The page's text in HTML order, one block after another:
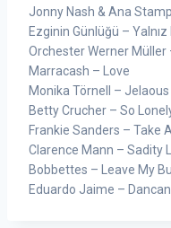
Jonny Nash & Ana
Ezginin Günlüğü – Yalnız
Orchester Werner Müller
Marracash – Love
Monika Törnell – Jelaous
Betty Crucher – So
Frankie Sanders – Take
Clarence Mann – Sadity
Bobbettes – Leave My
Eduardo Jaime –